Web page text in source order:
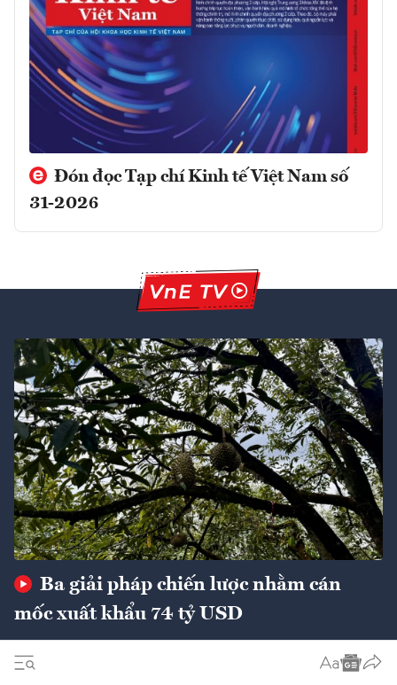
Đón đọc Tạp chí Kinh tế Việt Nam số
31-2026
Ba giải pháp chiến lược nhằm cán
mốc xuất khẩu 74 tỷ USD